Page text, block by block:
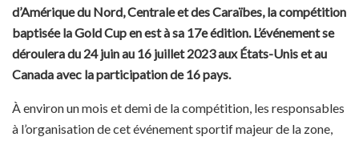
d’Amérique du Nord, Centrale et des Caraïbes, la compétition
baptisée la Gold Cup en est à sa 17e édition. L’événement se
déroulera du 24 juin au 16 juillet 2023 aux États-Unis et au
Canada avec la participation de 16 pays.
À environ un mois et demi de la compétition, les responsables
à l’organisation de cet événement sportif majeur de la zone,